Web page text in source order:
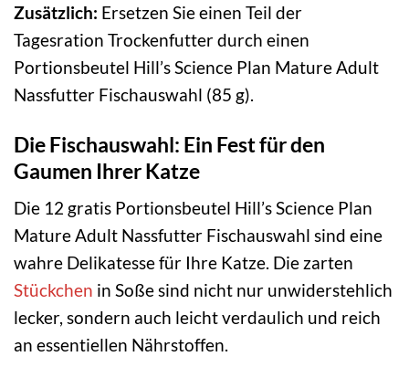
Zusätzlich: Ersetzen Sie einen Teil der
Tagesration Trockenfutter durch einen
Portionsbeutel Hill’s Science Plan Mature Adult
Nassfutter Fischauswahl (85 g).
Die Fischauswahl: Ein Fest für den
Gaumen Ihrer Katze
Die 12 gratis Portionsbeutel Hill’s Science Plan
Mature Adult Nassfutter Fischauswahl sind eine
wahre Delikatesse für Ihre Katze. Die zarten
Stückchen in Soße sind nicht nur unwiderstehlich
lecker, sondern auch leicht verdaulich und reich
an essentiellen Nährstoffen.